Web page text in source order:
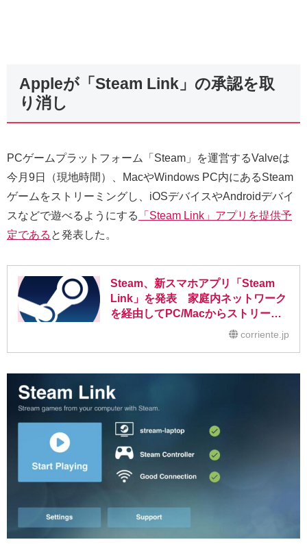
Appleが「Steam Link」の承認を取
り消し
PCゲームプラットフォーム「Steam」を運営するValveは
今月9日（現地時間）、MacやWindows PC内にあるSteam
ゲームをストリーミングし、iOSデバイスやAndroidデバイ
スなどで遊べるようにする
「Steam Link」アプリを提供予
定である と発表した。
Steam、新スマホアプリ「Steam
Link」を発表 家庭内ネットワーク
を経由してPC/Macからストリーミ
ングでのゲームプレイが可能にcorriente.jp